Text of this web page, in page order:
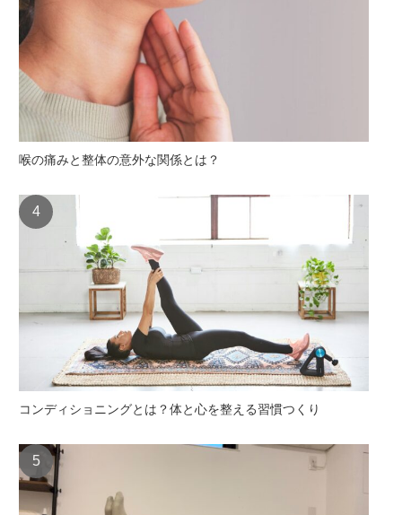
喉の痛みと整体の意外な関係とは？
コンディショニングとは？体と心を整える習慣つくり